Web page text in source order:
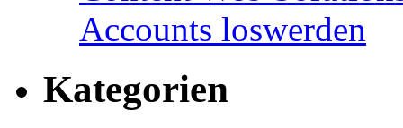
Accounts loswerden
Kategorien